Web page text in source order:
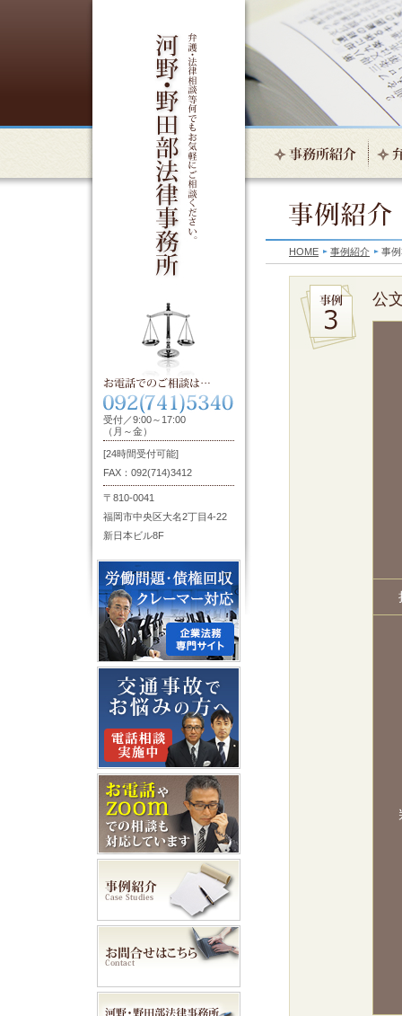
受付／9:00～17:00
（月～金）
[24時間受付可能]
FAX：092(714)3412
〒810-0041
福岡市中央区大名2丁目4-22
新日本ビル8F
HOME 事例紹介 事
公